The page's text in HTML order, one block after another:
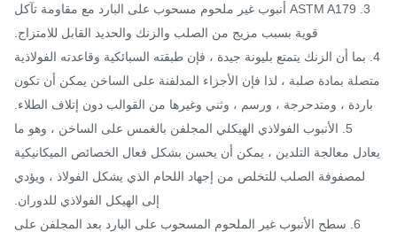
3. ASTM A179 أنبوب غير ملحوم مسحوب على البارد مع مقاومة تآكل
قوية بسبب مزيج من الصلب والزنك والحديد القابل للامتزاج.
بما أن الزنك يتمتع بليونة جيدة ، فإن طبقته السبائكية وقاعدته الفولاذية
بمادة صلبة ، لذا فإن الأجزاء المدلفنة على الساخن يمكن أن تكون
، ومتدحرجة ، ورسم ، وثني وغيرها من القوالب دون إتلاف الطلاء.
5. الأنبوب الفولاذي الهيكلي المجلفن بالغمس على الساخن ، وهو ما
معالجة التلدين ، يمكن أن يحسن بشكل فعال الخصائص الميكانيكية
لمصفوفة الصلب للتخلص من إجهاد اللحام الذي يشكل الفولاذ ، ويؤدي
إلى الهيكل الفولاذي للدوران.
6. سطح الأنبوب غير الملحوم المسحوب على البارد بعد المجلفن على